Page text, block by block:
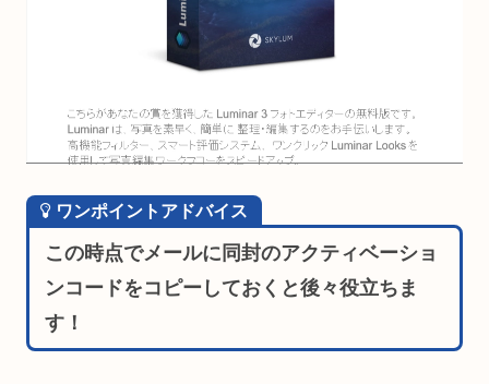
ワンポイントアドバイス
この時点でメールに同封のアクティベーショ
ンコードをコピーしておくと後々役立ちま
す！